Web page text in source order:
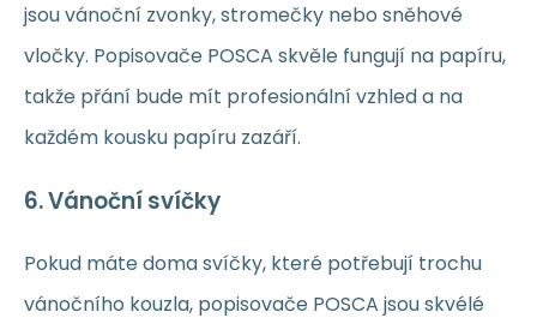
jsou vánoční zvonky, stromečky nebo sněhové
vločky. Popisovače POSCA skvěle fungují na papíru,
takže přání bude mít profesionální vzhled a na
každém kousku papíru zazáří.
6.Vánoční svíčky
Pokud máte doma svíčky, které potřebují trochu
vánočního kouzla, popisovače POSCA jsou skvélé